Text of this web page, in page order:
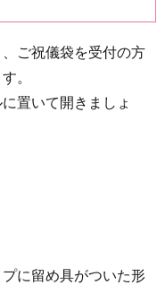
ご祝儀袋を受付の方
。
置いて開きましょ
に留め具がついた形